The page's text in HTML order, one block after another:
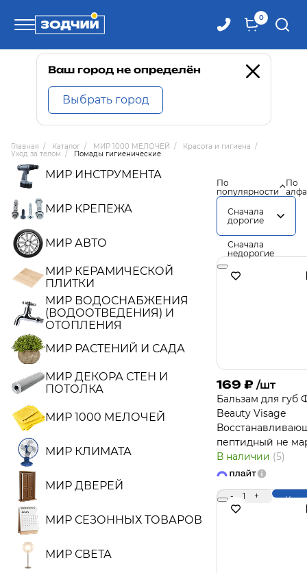
0
Телефоны
8 800 100-71-71
8 (4242) 30-00-27
8 (4242) 30-00-72
Ваш город не определён
Выбрать город
Главная / Каталог / МИР 1000 МЕЛОЧЕЙ / Красота и гигиена /
Уход за телом / Помады гигиенические
МИР ИНСТРУМЕНТА
МИР КРЕПЕЖА
МИР АВТО
МИР КЕРАМИЧЕСКОЙ
ПЛИТКИ
МИР ВОДОСНАБЖЕНИЯ
(ВОДООТВЕДЕНИЯ) И
ОТОПЛЕНИЯ
МИР РАСТЕНИЙ И САДА
МИР ДЕКОРА СТЕН И
ПОТОЛКА
МИР 1000 МЕЛОЧЕЙ
МИР КЛИМАТА
МИР ДВЕРЕЙ
МИР СЕЗОННЫХ ТОВАРОВ
МИР СВЕТА
По
популярности
По
Сначала
дорогие
Сначала
недорогие
169 ₽ /шт
Бальзам для губ
Beauty Visage
пептидный не
В наличии (5)
- 1 +